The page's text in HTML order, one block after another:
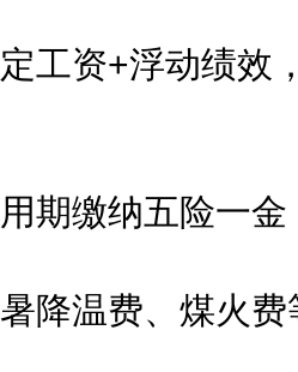
资+浮动绩效，
缴纳五险一金
温费、煤火费